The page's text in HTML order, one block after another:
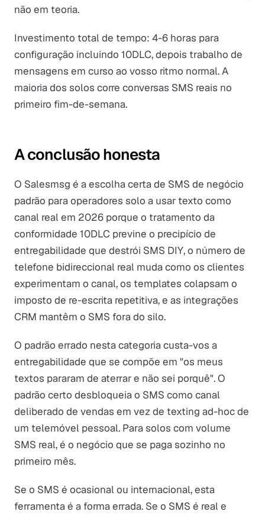
não em teoria.
Investimento total de tempo: 4-6 horas para
configuração incluindo 10DLC, depois trabalho de
mensagens em curso ao vosso ritmo normal. A
maioria dos solos corre conversas SMS reais no
primeiro fim-de-semana.
A conclusão honesta
O Salesmsg é a escolha certa de SMS de negócio
padrão para operadores solo a usar texto como
canal real em 2026 porque o tratamento da
conformidade 10DLC previne o precipício de
entregabilidade que destrói SMS DIY, o número de
telefone bidireccional real muda como os clientes
experimentam o canal, os templates colapsam o
imposto de re-escrita repetitiva, e as integrações
CRM mantêm o SMS fora do silo.
O padrão errado nesta categoria custa-vos a
entregabilidade que se compõe em "os meus
textos pararam de aterrar e não sei porquê". O
padrão certo desbloqueia o SMS como canal
deliberado de vendas em vez de texting ad-hoc de
um telemóvel pessoal. Para solos com volume
SMS real, é o negócio que se paga sozinho no
primeiro mês.
Se o SMS é ocasional ou internacional, esta
ferramenta é a forma errada. Se o SMS é real e